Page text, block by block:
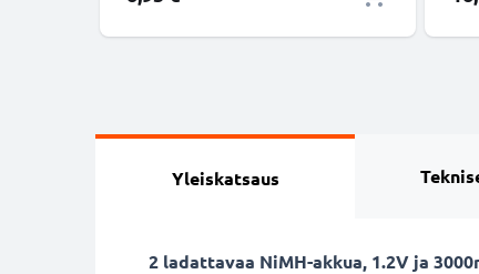
Yleiskatsaus
2 ladattavaa NiMH-akkua, 1.2V ja